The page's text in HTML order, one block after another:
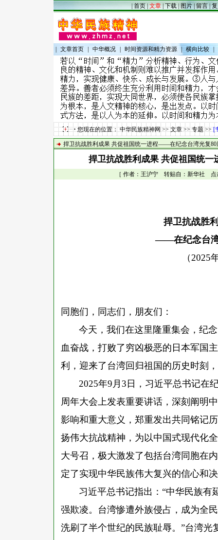
|首页|文章|下载| 图片|留言|
文章首页 中华概况 时间资源和精力资源 | 横向比较
您现在的位置：中华民族精神网>>文章>>专题>>[
捍卫抗战胜利成果 共促祖国统一进程——在纪念台湾光复80
捍卫抗战胜利成果 共促祖国统
［ 作者：王沪宁 转贴自：新华社 点
捍卫抗战胜
——在纪念台
（2025
同胞们，同志们，朋友们：
今天，我们在这里隆重集会，纪
血奋战，打败了穷凶极恶的日本军国
利，迎来了台湾回归祖国的历史时刻
2025年9月3日，习近平总书记在
周年大会上发表重要讲话，深刻阐明
影响和重大意义，郑重发出共同铭记
扬伟大抗战精神，为以中国式现代化
大号召，极大激发了包括台湾同胞在
定了实现中华民族伟大复兴的信心和
习近平总书记指出： “中华民族有
强欺凌。台湾惨遭外族侵占，成为全
洗刷了半个世纪的民族耻辱。”台湾